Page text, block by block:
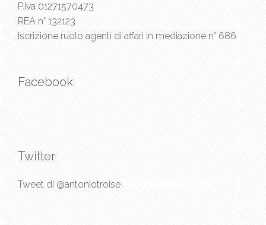
P.iva 01271570473
REA n° 132123
Iscrizione ruolo agenti di affari in mediazione n° 686
Facebook
Twitter
Tweet di @antoniotroise